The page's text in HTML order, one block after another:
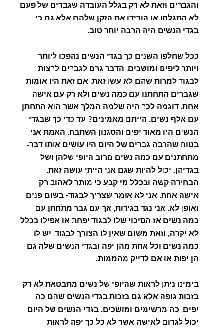
והגברים וזאת לא רק בגלל העובדה שגברים של פעם
לא התגלחו או הורידו את הזקן שלהם אלא גם כי
בגדי הנשים היה הרבה יותר טוב.
ככל שחלפו השנים כך בגדי הנשים נהפכו ליותר
ויותר ליפים ומושכים. הדבר גרם לגברים לרצות
לבגוד למרות שהם לא עשו זאת. אם זאת היו אומות
שגברים התחתנו עם כמה נשים ולא רק עם אישה
אחת. דוגמה לכך היה שלמה המלך אשר הוא התחתן
עם אלף נשים. הייתם מאמינים? עד כדי כך שבגדי
הנשים היו מאוד יפים והסגנון השתבח. האמת אני
בטוח שהרבה גברים של היום היו עושים אותו דבר-
מתחתנים עם כמה נשים מרוב היופי שלהן ושל
בגדיהן. יכול להיות שגם אני הייתי עושה זאת.
הבחירה קשה ובכלל מי קבע כי מותר לאהוב רק
אישה אחת. אני לא אומר שצריך לבגוד- בשום פנים
ואופן לא. אני נגד בגידות, אך עם גבר מתחתן עם
כמה נשים אז הסיכוי שלו לבגוד יפחת או אפילו בכלל
לא יקרה, וזאת משום שאין לו הצורך לבגוד. יש לו
כמה נשים וכל אחת מהן יפה ובגדי הנשים שלה גם
הן יפות או אם לדייק מהממות.
בימינו ניתן לראות שהיופי של נשים מתבטאת לא רק
בזכות גופה אלא גם בזכות בגדי הנשים שהם כה
יפים, כה מרשימים ומושכים. בגדי הנשים של היום
יכול לגרום לאישה אשר לא כל כך יפה לראות